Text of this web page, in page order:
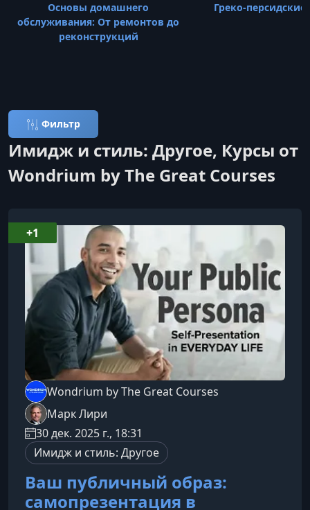
Основы домашнего
обслуживания: От ремонтов до
реконструкций
Греко-
Фильтр
Имидж и стиль: Другое, Курсы от
Wondrium by The Great Courses
Wondrium by The Great Courses
Марк Лири
30 дек. 2025 г., 18:31
Имидж и стиль: Другое
Ваш публичный образ:
самопрезентация в
+1